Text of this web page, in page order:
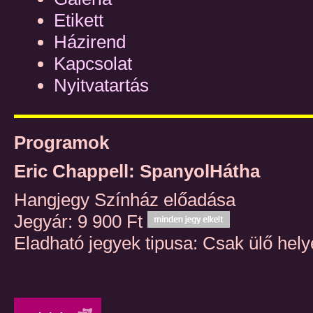
Etikett
Házirend
Kapcsolat
Nyitvatartás
Programok
Eric Chappell: SpanyolHátha
Hangjegy Színház előadása
Jegyár: 9 900 Ft
Eladható jegyek tipusa: Csak ülő